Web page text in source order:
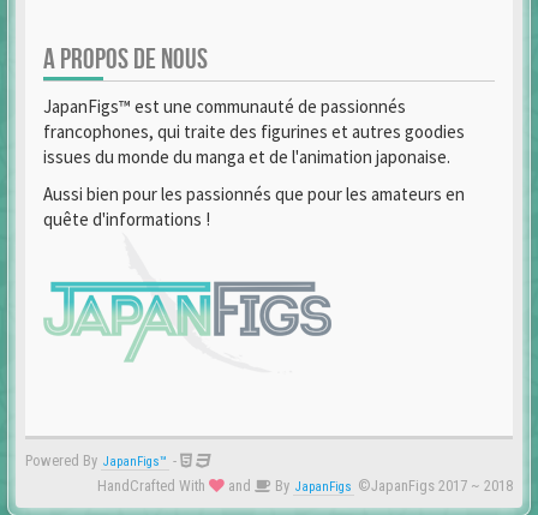
A PROPOS DE NOUS
JapanFigs™ est une communauté de passionnés
francophones, qui traite des figurines et autres goodies
issues du monde du manga et de l'animation japonaise.
Aussi bien pour les passionnés que pour les amateurs en
quête d'informations !
Powered By JapanFigs™ -
HandCrafted With
and By JapanFigs ©JapanFigs 2017 ~ 2018